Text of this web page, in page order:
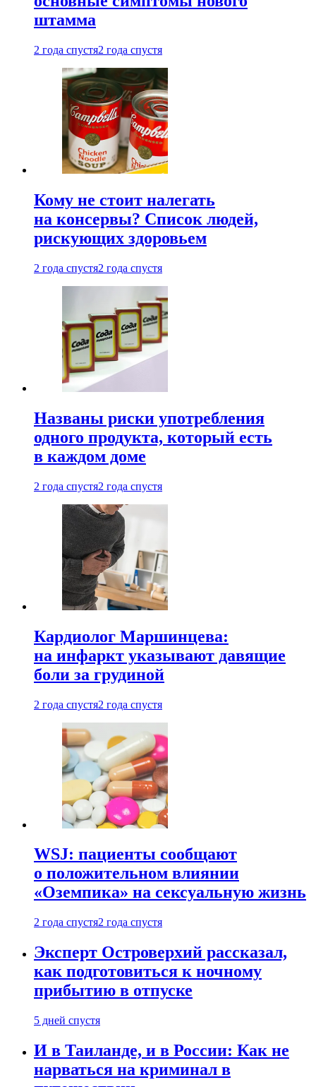
штамма
2 года спустя2 года спустя
Кому не стоит налегать
на консервы? Список людей,
рискующих здоровьем
2 года спустя2 года спустя
Названы риски употребления
одного продукта, который есть
в каждом доме
2 года спустя2 года спустя
Кардиолог Маршинцева:
на инфаркт указывают давящие
боли за грудиной
2 года спустя2 года спустя
WSJ: пациенты сообщают
о положительном влиянии
«Оземпика» на сексуальную жизнь
2 года спустя2 года спустя
Эксперт Островерхий рассказал,
как подготовиться к ночному
прибытию в отпуске
5 дней спустя
И в Таиланде, и в России: Как не
нарваться на криминал в